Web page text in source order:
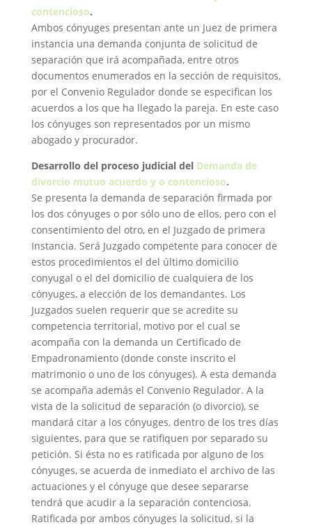
contencioso.
Ambos cónyuges presentan ante un Juez de primera
instancia una demanda conjunta de solicitud de
separación que irá acompañada, entre otros
documentos enumerados en la sección de requisitos,
por el Convenio Regulador donde se especifican los
acuerdos a los que ha llegado la pareja. En este caso
los cónyuges son representados por un mismo
abogado y procurador.
Desarrollo del proceso judicial del Demanda de
divorcio mutuo acuerdo y o contencioso.
Se presenta la demanda de separación firmada por
los dos cónyuges o por sólo uno de ellos, pero con el
consentimiento del otro, en el Juzgado de primera
Instancia. Será Juzgado competente para conocer de
estos procedimientos el del último domicilio
conyugal o el del domicilio de cualquiera de los
cónyuges, a elección de los demandantes. Los
Juzgados suelen requerir que se acredite su
competencia territorial, motivo por el cual se
acompaña con la demanda un Certificado de
Empadronamiento (donde conste inscrito el
matrimonio o uno de los cónyuges). A esta demanda
se acompaña además el Convenio Regulador. A la
vista de la solicitud de separación (o divorcio), se
mandará citar a los cónyuges, dentro de los tres días
siguientes, para que se ratifiquen por separado su
petición. Si ésta no es ratificada por alguno de los
cónyuges, se acuerda de inmediato el archivo de las
actuaciones y el cónyuge que desee separarse
tendrá que acudir a la separación contenciosa.
Ratificada por ambos cónyuges la solicitud, si la